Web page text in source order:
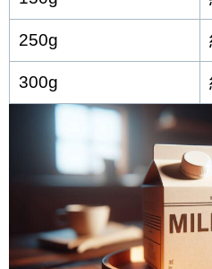
250g
300g